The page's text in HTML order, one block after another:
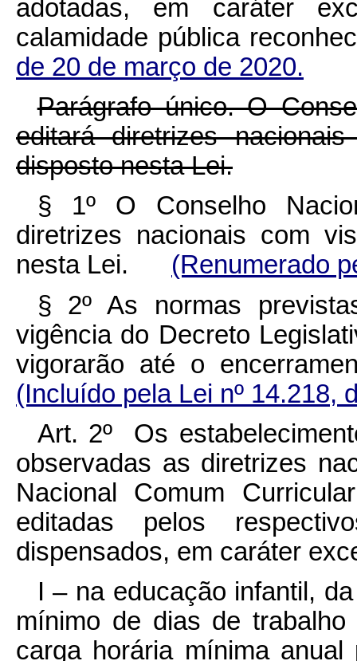
adotadas, em caráter
calamidade pública
de 20 de março de 2020.
Parágrafo único. O
editará diretrizes
disposto nesta Lei.
§ 1ºO Conselho
diretrizes nacionais com
nesta Lei. (Renumerado
§ 2º As normas
vigência do Decreto
vigorarão até o
(Incluído pela Lei nº 14.218,
Art. 2º Os
observadas as diretrizes
Nacional Comum
editadas pelos
dispensados, em caráter
I – na educação infantil,
mínimo de dias de
carga horária mínima